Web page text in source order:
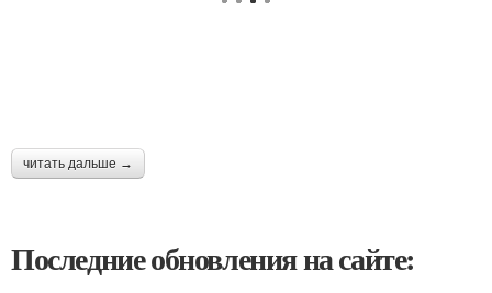
читать дальше →
Последние обновления на сайте: